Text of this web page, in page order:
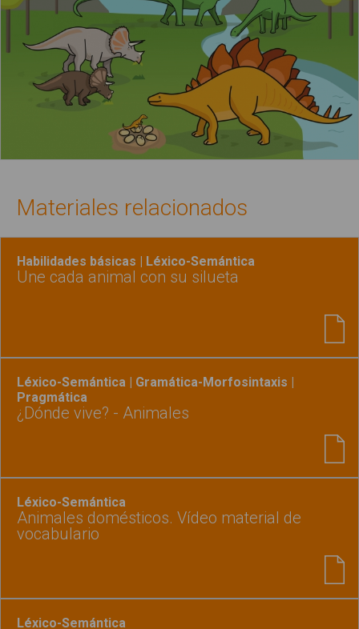
Materiales relacionados
Habilidades básicas | Léxico-Semántica
Une cada animal con su silueta
Léxico-Semántica | Gramática-Morfosintaxis |
Pragmática
¿Dónde vive? - Animales
Léxico-Semántica
Animales domésticos. Vídeo material de
vocabulario
Léxico-Semántica